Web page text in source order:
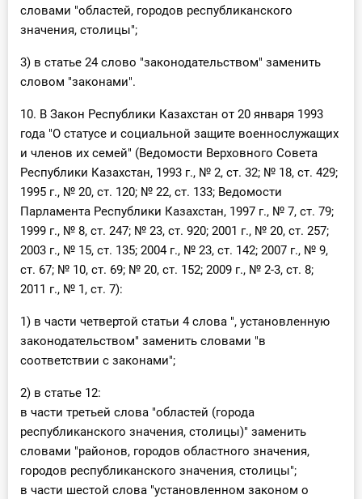
словами "областей, городов республиканского
значения, столицы";
3) в статье 24 слово "законодательством" заменить
словом "законами".
10. В Закон Республики Казахстан от 20 января 1993
года "О статусе и социальной защите военнослужащих
и членов их семей" (Ведомости Верховного Совета
Республики Казахстан, 1993 г., № 2, ст. 32; № 18, ст. 429;
1995 г., № 20, ст. 120; № 22, ст. 133; Ведомости
Парламента Республики Казахстан, 1997 г., № 7, ст. 79;
1999 г., № 8, ст. 247; № 23, ст. 920; 2001 г., № 20, ст. 257;
2003 г., № 15, ст. 135; 2004 г., № 23, ст. 142; 2007 г., № 9,
ст. 67; № 10, ст. 69; № 20, ст. 152; 2009 г., № 2-3, ст. 8;
2011 г., № 1, ст. 7):
1) в части четвертой статьи 4 слова ", установленную
законодательством" заменить словами "в
соответствии с законами";
2) в статье 12:
в части третьей слова "областей (города
республиканского значения, столицы)" заменить
словами "районов, городов областного значения,
городов республиканского значения, столицы";
в части шестой слова "установленном законом о